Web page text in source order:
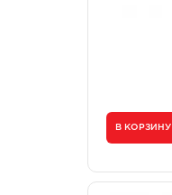
В КОРЗИНУ